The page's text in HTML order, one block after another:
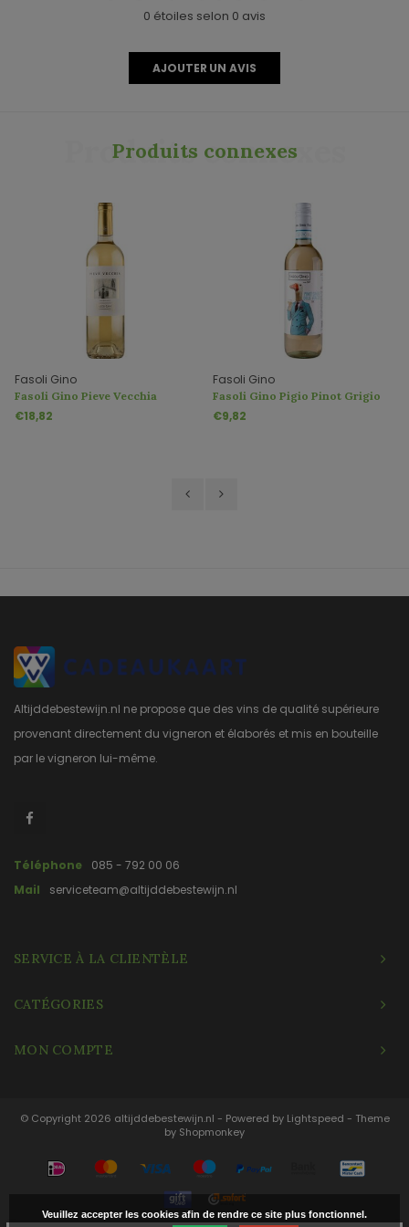
0 étoiles selon 0 avis
AJOUTER UN AVIS
Produits connexes
Produits connexes
Fasoli Gino
Fasoli Gino Pieve Vecchia
Bianco Veronese IGT
€18,82
Fasoli Gino
Fasoli Gino Pigio Pinot Grigio
delle Venezie DOC
€9,82
Altijddebestewijn.nl ne propose que des vins de qualité supérieure
provenant directement du vigneron et élaborés et mis en bouteille
par le vigneron lui-même.
Téléphone
085 - 792 00 06
Mail
serviceteam@altijddebestewijn.nl
SERVICE À LA CLIENTÈLE
CATÉGORIES
MON COMPTE
© Copyright 2026 altijddebestewijn.nl - Powered by Lightspeed - Theme
by Shopmonkey
Veuillez accepter les cookies afin de rendre ce site plus fonctionnel.